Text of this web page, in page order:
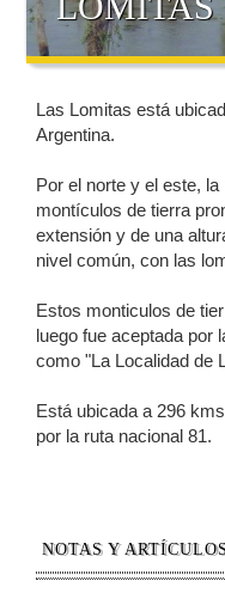
Las Lomitas está
Argentina.
Por el norte y el este,
montículos de tierra
extensión y de una
nivel común, con las
Estos monticulos de
luego fue aceptada por
como "La Localidad de
Está ubicada a 296
por la ruta nacional 81.
NOTAS Y